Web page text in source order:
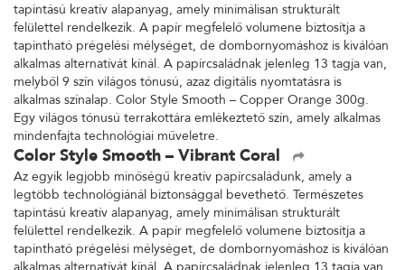
tapintású kreatív alapanyag, amely minimálisan strukturált
felülettel rendelkezik. A papír megfelelő volumene biztosítja a
tapintható prégelési mélységet, de dombornyomáshoz is kiválóan
alkalmas alternatívát kínál. A papírcsaládnak jelenleg 13 tagja van,
melyből 9 szín világos tónusú, azaz digitális nyomtatásra is
alkalmas színalap. Color Style Smooth – Copper Orange 300g.
Egy világos tónusú terrakottára emlékeztető szín, amely alkalmas
mindenfajta technológiai műveletre.
Color Style Smooth – Vibrant Coral
Az egyik legjobb minőségű kreatív papírcsaládunk, amely a
legtöbb technológiánál biztonsággal bevethető. Természetes
tapintású kreatív alapanyag, amely minimálisan strukturált
felülettel rendelkezik. A papír megfelelő volumene biztosítja a
tapintható prégelési mélységet, de dombornyomáshoz is kiválóan